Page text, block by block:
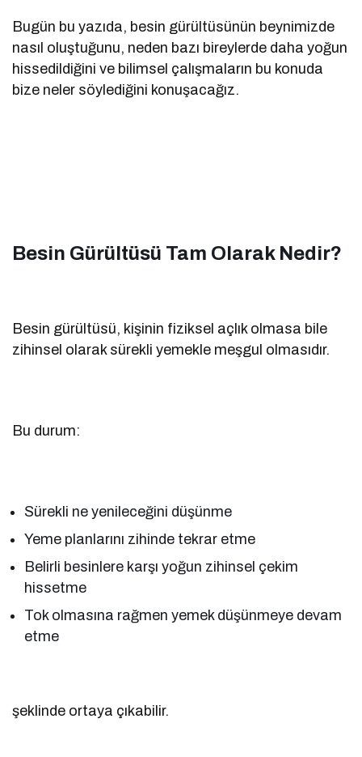
Bugün bu yazıda, besin gürültüsünün beynimizde
nasıl oluştuğunu, neden bazı bireylerde daha yoğun
hissedildiğini ve bilimsel çalışmaların bu konuda
bize neler söylediğini konuşacağız.
Besin Gürültüsü Tam Olarak Nedir?
Besin gürültüsü, kişinin fiziksel açlık olmasa bile
zihinsel olarak sürekli yemekle meşgul olmasıdır.
Bu durum:
Sürekli ne yenileceğini düşünme
Yeme planlarını zihinde tekrar etme
Belirli besinlere karşı yoğun zihinsel çekim
hissetme
Tok olmasına rağmen yemek düşünmeye devam
etme
şeklinde ortaya çıkabilir.